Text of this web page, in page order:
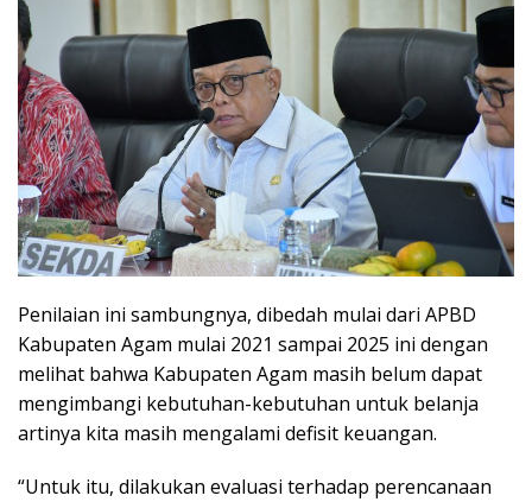
Penilaian ini sambungnya, dibedah mulai dari APBD
Kabupaten Agam mulai 2021 sampai 2025 ini dengan
melihat bahwa Kabupaten Agam masih belum dapat
mengimbangi kebutuhan-kebutuhan untuk belanja
artinya kita masih mengalami defisit keuangan.
“Untuk itu, dilakukan evaluasi terhadap perencanaan